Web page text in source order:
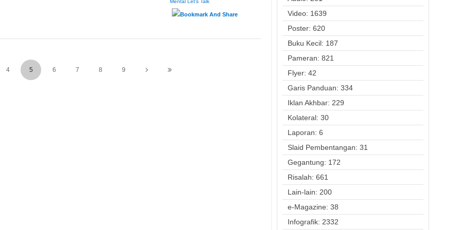
Mental Let's Talk
4 5 6 7 8 9
Video: 1639
Poster: 620
Buku Kecil: 187
Pameran: 821
Flyer: 42
Garis Panduan: 334
Iklan Akhbar: 229
Kolateral: 30
Laporan: 6
Slaid Pembentangan: 31
Gegantung: 172
Risalah: 661
Lain-lain: 200
e-Magazine: 38
Infografik: 2332